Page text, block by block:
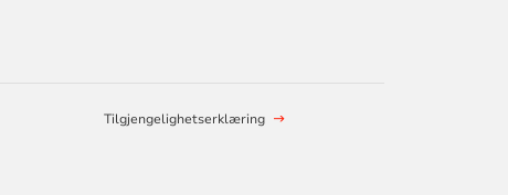
Tilgjengelighetserklæring